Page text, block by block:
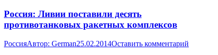
Россия: Ливии поставили десять
противотанковых ракетных комплексов
РоссияАвтор: German25.02.2014Оставить комментарий